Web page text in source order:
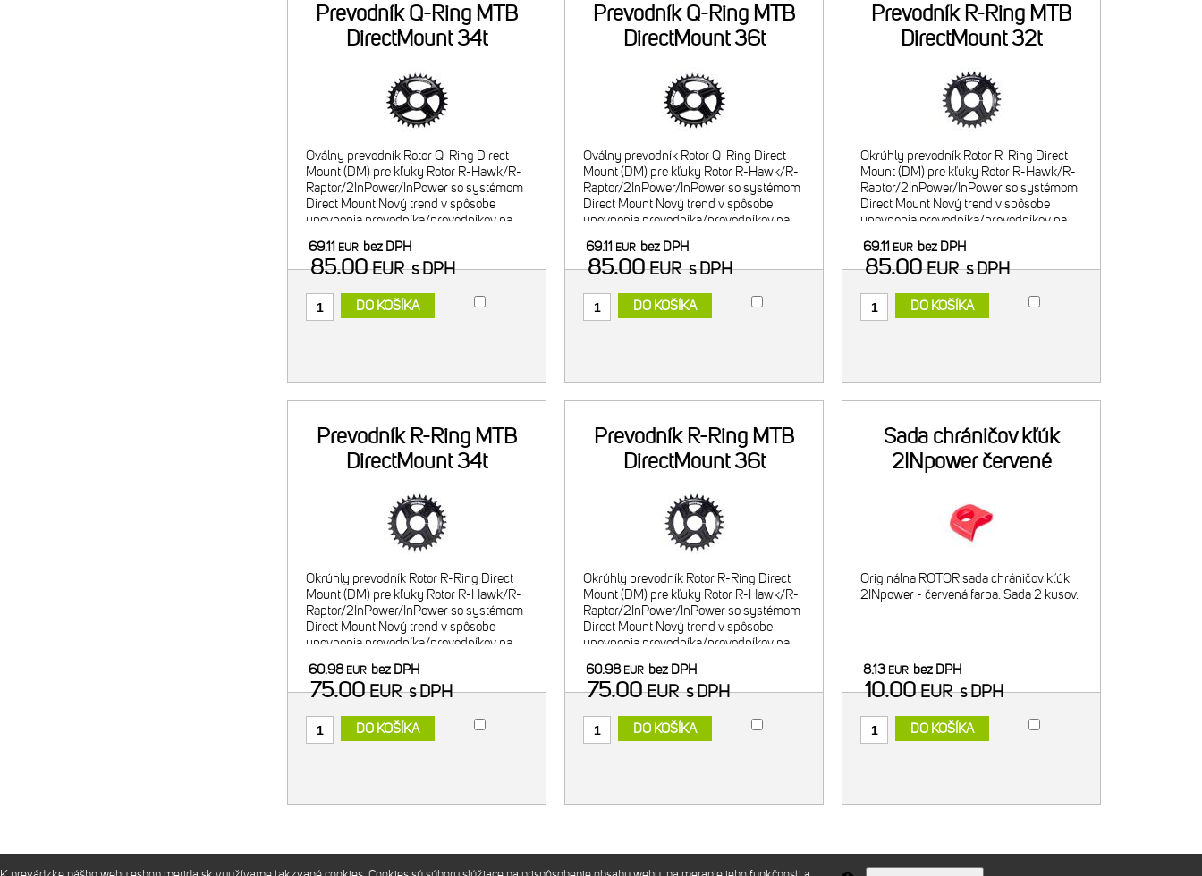
Prevodník Q-Ring MTB
DirectMount 34t
Oválny prevodník Rotor Q-Ring Direct
Mount (DM) pre kľuky Rotor R-Hawk/R-
Raptor/2InPower/InPower so systémom
Direct Mount Nový trend v spôsobe
upevnenia prevodníka/prevodníkov na
do sytému Direct Mount - priama
69.11 EUR bez DPH
85.00EURs DPH
DO KOŠÍKA
Prevodník Q-Ring MTB
DirectMount 36t
Oválny prevodník Rotor Q-Ring Direct
Mount (DM) pre kľuky Rotor R-Hawk/R-
Raptor/2InPower/InPower so systémom
Direct Mount Nový trend v spôsobe
upevnenia prevodníka/prevodníkov na
do sytému Direct Mount - priama
69.11 EUR bez DPH
85.00EURs DPH
DO KOŠÍKA
Prevodník R-Ring MTB
DirectMount 32t
Okrúhly prevodník Rotor R-Ring Direct
Mount (DM) pre kľuky Rotor R-Hawk/R-
Raptor/2InPower/InPower so systémom
Direct Mount Nový trend v spôsobe
upevnenia prevodníka/prevodníkov na
do sytému Direct Mount - priam
69.11 EUR bez DPH
85.00EURs DPH
DO KOŠÍKA
Prevodník R-Ring MTB
DirectMount 34t
Okrúhly prevodník Rotor R-Ring Direct
Mount (DM) pre kľuky Rotor R-Hawk/R-
Raptor/2InPower/InPower so systémom
Direct Mount Nový trend v spôsobe
upevnenia prevodníka/prevodníkov na
do sytému Direct Mount - priam
60.98EUR bez DPH
75.00EURs DPH
DO KOŠÍKA
Prevodník R-Ring MTB
DirectMount 36t
Okrúhly prevodník Rotor R-Ring Direct
Mount (DM) pre kľuky Rotor R-Hawk/R-
Raptor/2InPower/InPower so systémom
Direct Mount Nový trend v spôsobe
upevnenia prevodníka/prevodníkov na
do sytému Direct Mount - priam
60.98EUR bez DPH
75.00EURs DPH
DO KOŠÍKA
Sada chráničov kľúk
2INpower červené
Originálna ROTOR sada chráničov kľúk
2INpower - červená farba. Sada 2 kusov.
8.13 EUR bez DPH
10.00EURs DPH
DO KOŠÍKA